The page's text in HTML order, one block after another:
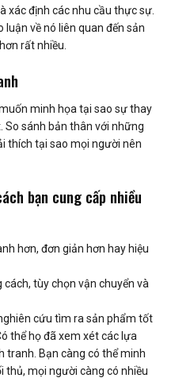
xác định các nhu cầu thực sự.
luận về nó liên quan đến sản
rất nhiều.
minh họa tại sao sự thay
So sánh bản thân với những
thích tại sao mọi người nên
bạn cung cấp nhiều
hơn, đơn giản hơn hay hiệu
tùy chọn vận chuyển và
cứu tìm ra sản phẩm tốt
thể họ đã xem xét các lựa
tranh. Bạn càng có thể minh
thủ, mọi người càng có nhiều